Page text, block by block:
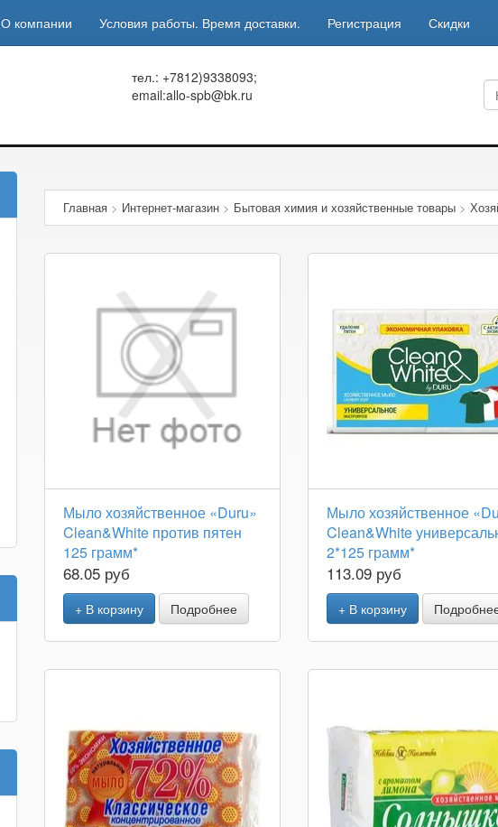
О компании Условия работы. Время доставки. Регистрация Скидки
тел.: +7812)9338093;
email:allo-spb@bk.ru
Главная> Интернет-магазин> Бытовая химия и хозяйственные товары>
Мыло хозяйственное «Duru»
Clean&White против пятен
125 грамм*
68.05 руб
+ В корзину Подробнее
Мыло хозяйственное
Clean&White
2*125 грамм*
113.09 руб
+ В корзину